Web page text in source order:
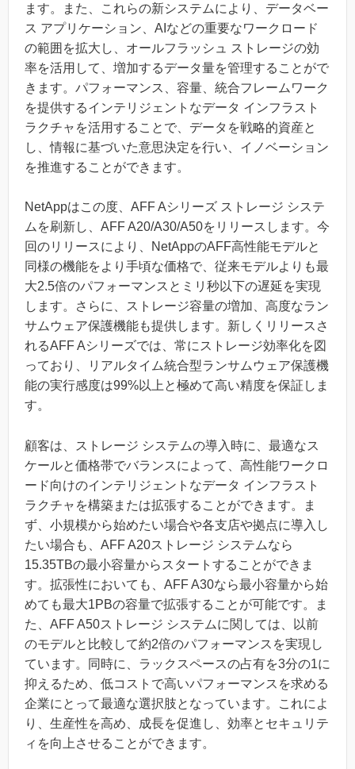
ます。また、これらの新システムにより、データベー
ス アプリケーション、AIなどの重要なワークロード
の範囲を拡大し、オールフラッシュ ストレージの効
率を活用して、増加するデータ量を管理することがで
きます。パフォーマンス、容量、統合フレームワーク
を提供するインテリジェントなデータ インフラスト
ラクチャを活用することで、データを戦略的資産と
し、情報に基づいた意思決定を行い、イノベーション
を推進することができます。
NetAppはこの度、AFF Aシリーズ ストレージ システ
ムを刷新し、AFF A20/A30/A50をリリースします。今
回のリリースにより、NetAppのAFF高性能モデルと
同様の機能をより手頃な価格で、従来モデルよりも最
大2.5倍のパフォーマンスとミリ秒以下の遅延を実現
します。さらに、ストレージ容量の増加、高度なラン
サムウェア保護機能も提供します。新しくリリースさ
れるAFF Aシリーズでは、常にストレージ効率化を図
っており、リアルタイム統合型ランサムウェア保護機
能の実行感度は99%以上と極めて高い精度を保証しま
す。
顧客は、ストレージ システムの導入時に、最適なス
ケールと価格帯でバランスによって、高性能ワークロ
ード向けのインテリジェントなデータ インフラスト
ラクチャを構築または拡張することができます。ま
ず、小規模から始めたい場合や各支店や拠点に導入し
たい場合も、AFF A20ストレージ システムなら
15.35TBの最小容量からスタートすることができま
す。拡張性においても、AFF A30なら最小容量から始
めても最大1PBの容量で拡張することが可能です。ま
た、AFF A50ストレージ システムに関しては、以前
のモデルと比較して約2倍のパフォーマンスを実現し
ています。同時に、ラックスペースの占有を3分の1に
抑えるため、低コストで高いパフォーマンスを求める
企業にとって最適な選択肢となっています。これによ
り、生産性を高め、成長を促進し、効率とセキュリテ
ィを向上させることができます。